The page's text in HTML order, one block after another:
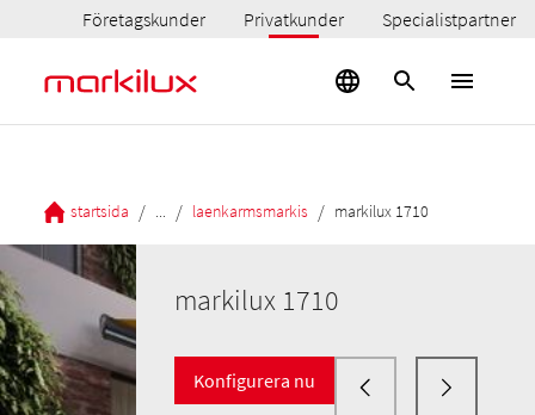
Företagskunder Privatkunder Specialistpartner
startsida / / laenkarmsmarkis / markilux 1710
markilux 1710
Konfigurera nu